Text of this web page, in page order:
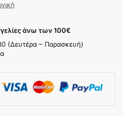
άνω των 100€
(Δευτέρα – Παρασκευή)